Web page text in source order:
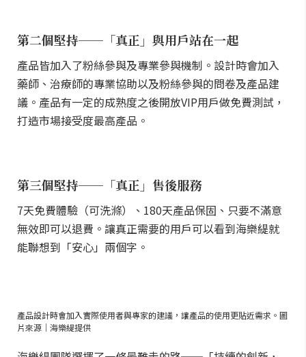
第二個堅持──「真正」與用戶站在一起
產品皆加入了粉絲參與及專業參與機制。設計時會加入
藥師、治療師的專業協助以及粉絲參與的問卷及產品建
議。產品有一定的成熟度之後開放VIP用戶做免費測試，
打造市場接受度最高產品。
第三個堅持──「真正」售後服務
7天免費體驗（可洗滌）、180天產品保固、只要不滿意
無效即可以退費。讓真正需要的用戶可以看到海樂緹就
能聯想到「安心」兩個字。
產品設計時會加入實際使用者與專家的建議，讓產品的使用更貼近需求。圖
片來源｜海樂緹提供